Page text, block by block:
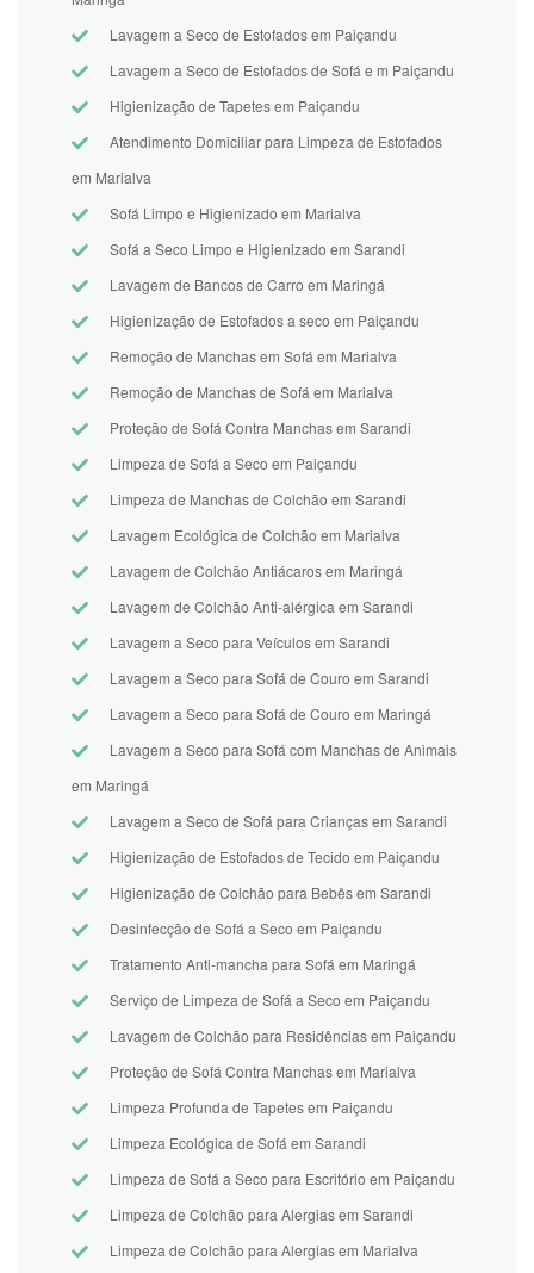
Lavagem a Seco de Estofados em Paiçandu
Lavagem a Seco de Estofados de Sofá e m Paiçandu
Higienização de Tapetes em Paiçandu
Atendimento Domiciliar para Limpeza de Estofados
em Marialva
Sofá Limpo e Higienizado em Marialva
Sofá a Seco Limpo e Higienizado em Sarandi
Lavagem de Bancos de Carro em Maringá
Higienização de Estofados a seco em Paiçandu
Remoção de Manchas em Sofá em Marialva
Remoção de Manchas de Sofá em Marialva
Proteção de Sofá Contra Manchas em Sarandi
Limpeza de Sofá a Seco em Paiçandu
Limpeza de Manchas de Colchão em Sarandi
Lavagem Ecológica de Colchão em Marialva
Lavagem de Colchão Antiácaros em Maringá
Lavagem de Colchão Anti-alérgica em Sarandi
Lavagem a Seco para Veículos em Sarandi
Lavagem a Seco para Sofá de Couro em Sarandi
Lavagem a Seco para Sofá de Couro em Maringá
Lavagem a Seco para Sofá com Manchas de Animais
em Maringá
Lavagem a Seco de Sofá para Crianças em Sarandi
Higienização de Estofados de Tecido em Paiçandu
Higienização de Colchão para Bebês em Sarandi
Desinfecção de Sofá a Seco em Paiçandu
Tratamento Anti-mancha para Sofá em Maringá
Serviço de Limpeza de Sofá a Seco em Paiçandu
Lavagem de Colchão para Residências em Paiçandu
Proteção de Sofá Contra Manchas em Marialva
Limpeza Profunda de Tapetes em Paiçandu
Limpeza Ecológica de Sofá em Sarandi
Limpeza de Sofá a Seco para Escritório em Paiçandu
Limpeza de Colchão para Alergias em Sarandi
Limpeza de Colchão para Alergias em Marialva